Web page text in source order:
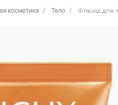
косметика Тело Флюид для